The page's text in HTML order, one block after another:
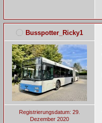
Busspotter_Ricky1
Registrierungsdatum: 29.
Dezember 2020